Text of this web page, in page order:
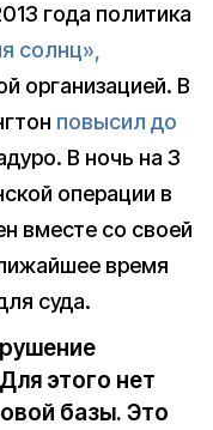
года политика
солнц»,
организацией. В
повысил до
В ночь на 3
операции в
вместе со своей
время
суда.
этого нет
базы. Это